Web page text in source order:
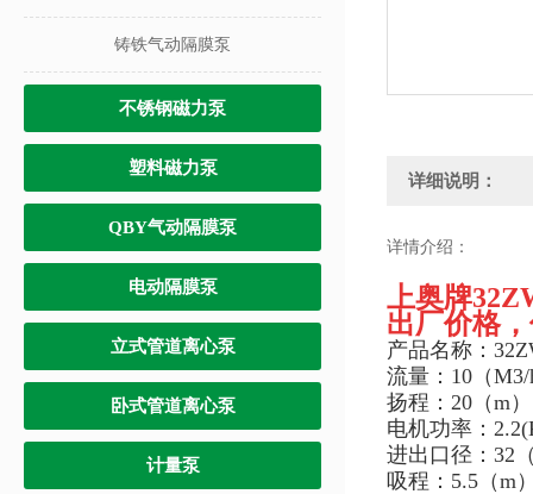
铸铁气动隔膜泵
不锈钢磁力泵
塑料磁力泵
QBY气动隔膜泵
电动隔膜泵
立式管道离心泵
卧式管道离心泵
计量泵
详细说明：
详情介绍：
上奥牌
出厂价格
产品名称：
流量：10（
扬程：20（m）
电机功率：
进出口径：32
吸程：5.5（m